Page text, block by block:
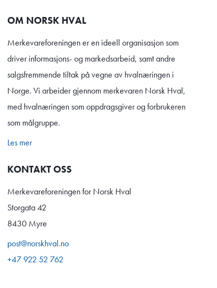
OM NORSK HVAL
Merkevareforeningen er en ideell organisasjon som
driver informasjons- og markedsarbeid, samt andre
salgsfremmende tiltak på vegne av hvalnæringen i
Norge. Vi arbeider gjennom merkevaren Norsk Hval,
med hvalnæringen som oppdragsgiver og forbrukeren
som målgruppe.
Les mer
KONTAKT OSS
Merkevareforeningen for Norsk Hval
Storgata 42
8430 Myre
post@norskhval.no
+47 922 52 762